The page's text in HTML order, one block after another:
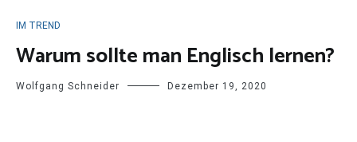
IM TREND
Warum sollte man Englisch lernen?
Wolfgang Schneider Dezember 19, 2020